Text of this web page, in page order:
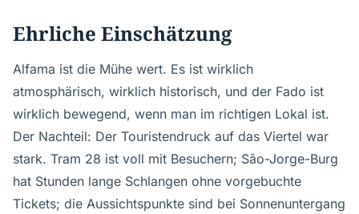
Ehrliche Einschätzung
Alfama ist die Mühe wert. Es ist wirklich
atmosphärisch, wirklich historisch, und der Fado ist
wirklich bewegend, wenn man im richtigen Lokal ist.
Der Nachteil: Der Touristendruck auf das Viertel war
stark. Tram 28 ist voll mit Besuchern; São-Jorge-Burg
hat Stunden lange Schlangen ohne vorgebuchte
Tickets; die Aussichtspunkte sind bei Sonnenuntergang